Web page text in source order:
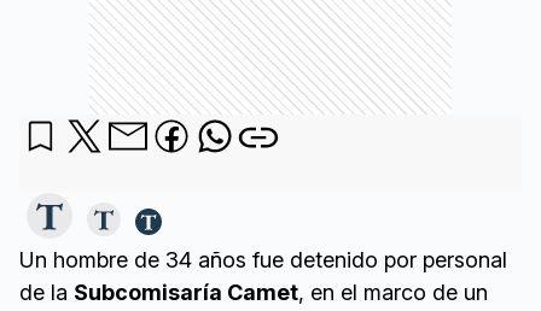
Un hombre de 34 años fue detenido por personal
de la Subcomisaría Camet, en el marco de un